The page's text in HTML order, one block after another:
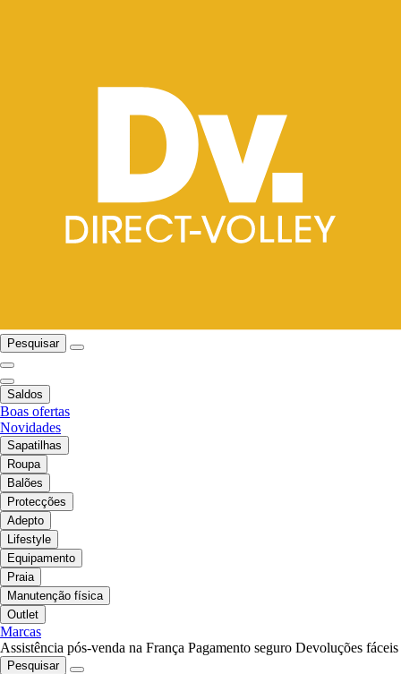
Pesquisar
Saldos
Boas ofertas
Novidades
Sapatilhas
Roupa
Balões
Protecções
Adepto
Lifestyle
Equipamento
Praia
Manutenção física
Outlet
Marcas
Assistência pós-venda na França Pagamento seguro Devoluções fáceis
Pesquisar